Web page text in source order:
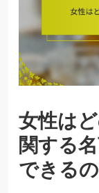
女性は
関する
できる